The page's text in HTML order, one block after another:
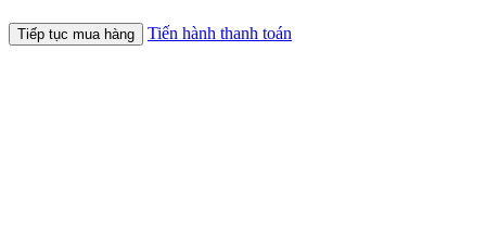
Tiếp tục mua hàng Tiến hành thanh toán